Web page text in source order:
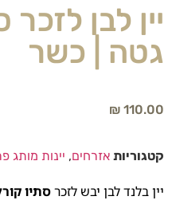
יין לבן
גטה | כשר
₪ 110.00
קטגוריות אזרחים, יינות מותג
יין בלנד לבן יבש לזכרסתיו